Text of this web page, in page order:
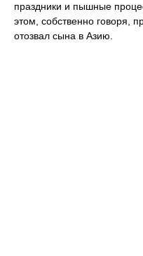
праздники и пышные
этом, собственно говоря,
отозвал сына в Азию.